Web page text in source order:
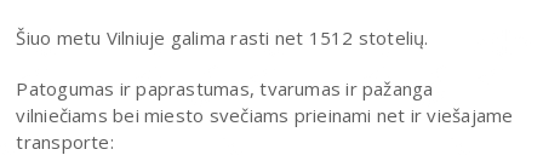
Šiuo metu Vilniuje galima rasti net 1512 stotelių.
Patogumas ir paprastumas, tvarumas ir pažanga
vilniečiams bei miesto svečiams prieinami net ir viešajame
transporte: